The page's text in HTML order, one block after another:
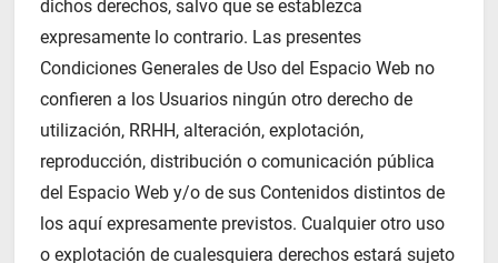
dichos derechos, salvo que se establezca
expresamente lo contrario. Las presentes
Condiciones Generales de Uso del Espacio Web no
confieren a los Usuarios ningún otro derecho de
utilización, RRHH, alteración, explotación,
reproducción, distribución o comunicación pública
del Espacio Web y/o de sus Contenidos distintos de
los aquí expresamente previstos. Cualquier otro uso
o explotación de cualesquiera derechos estará sujeto